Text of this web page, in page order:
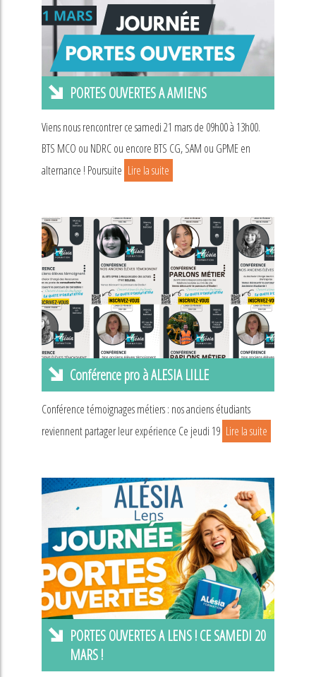
PORTES OUVERTES A AMIENS
Viens nous rencontrer ce samedi 21 mars de 09h00 à 13h00.
BTS MCO ou NDRC ou encore BTS CG, SAM ou GPME en
alternance ! Poursuite Lire la suite
Conférence pro à ALESIA LILLE
Conférence témoignages métiers : nos anciens étudiants
reviennent partager leur expérience Ce jeudi 19 Lire la suite
PORTES OUVERTES A LENS ! CE SAMEDI 20
MARS !